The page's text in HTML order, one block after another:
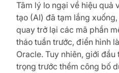
Tâm lý lo ngại về hiệu quả
tạo (AI) đã tạm lắng
quay trở lại các mã phần
tháo tuần trước, điển hình
Oracle. Tuy nhiên, giới
trọng trước thềm công bố